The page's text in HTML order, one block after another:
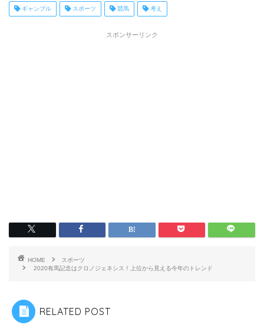
ギャンブル スポーツ 競馬 考え
スポンサーリンク
HOME
スポーツ
2020有馬記念はクロノジェネシス！上位から見える今年のトレンド
RELATED POST